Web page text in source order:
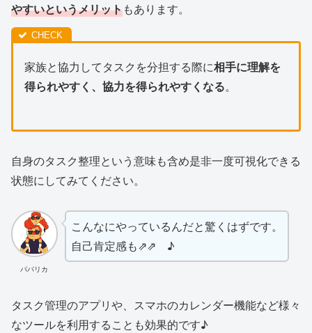
やすいというメリットもあります。
家族と協力してタスクを分担する際に相手に理解を
得られやすく、協力を得られやすくなる。
自身のタスク整理という意味も含め是非一度可視化できる
状態にしてみてください。
パパリカ
こんなにやっているんだと驚くはずです。
自己肯定感も⇗⇗ ♪
タスク管理のアプリや、スマホのカレンダー機能など様々
なツールを利用することも効果的です♪